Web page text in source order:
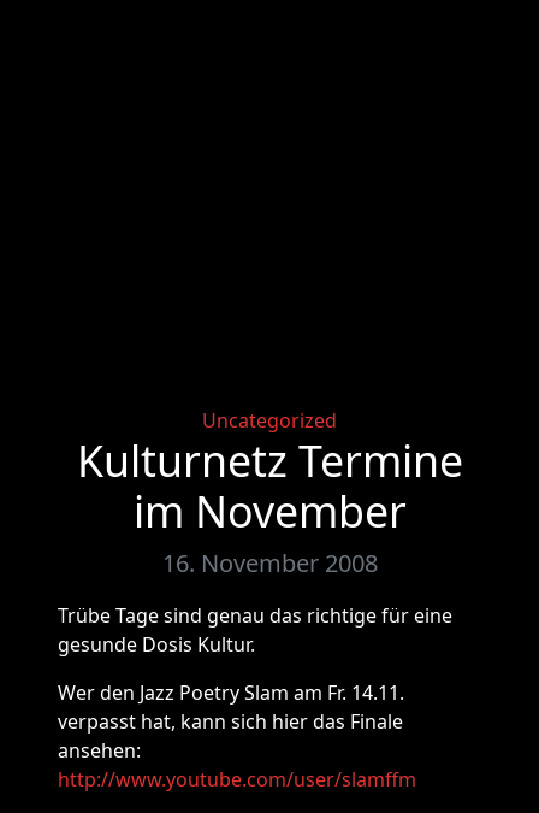
Categories
Uncategorized
Kulturnetz Termine
im November
16. November 2008
Trübe Tage sind genau das richtige für eine
gesunde Dosis Kultur.
Wer den Jazz Poetry Slam am Fr. 14.11.
verpasst hat, kann sich hier das Finale
ansehen:
http://www.youtube.com/user/slamffm